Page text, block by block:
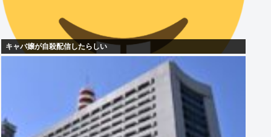
キャバ嬢が自殺配信したらしい